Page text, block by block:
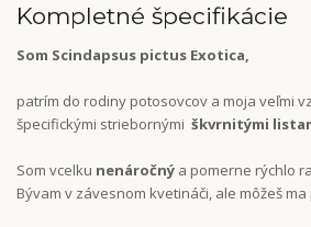
Kompletné špecifikácie
Som Scindapsus pictus Exotica,
patrím do rodiny potosovcov a moja veľmi
špecifickými striebornými škvrnitými
Som vcelku nenáročný a pomerne rýchlo
Bývam v závesnom kvetináči, ale môžeš